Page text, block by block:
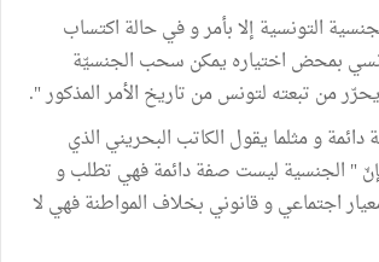
التونسية إلا بأمر و في حالة اكتساب
بمحض اختياره يمكن سحب الجنسيّة
من تبعته لتونس من تاريخ الأمر المذكور ".
و مثلما يقول الكاتب البحريني الذي
" الجنسية ليست صفة دائمة فهي تطلب و
اجتماعي و قانوني بخلاف المواطنة فهي لا